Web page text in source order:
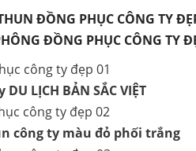
ĐỒNG PHỤC CÔNG TY
ĐỒNG PHỤC CÔNG TY
LỊCH BẢN SẮC VIỆT
công ty màu đỏ phối trắng